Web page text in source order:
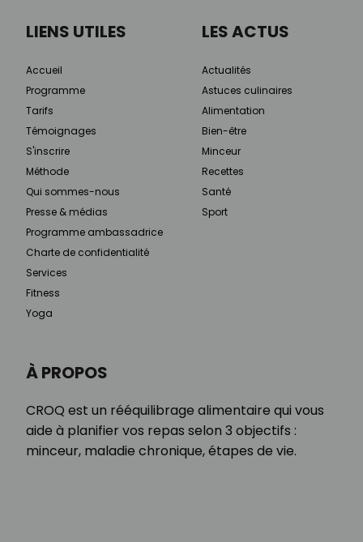
À PROPOS
CROQ est un rééquilibrage alimentaire qui vous
aide à planifier vos repas selon 3 objectifs :
minceur, maladie chronique, étapes de vie.
LIENS UTILES
Accueil
Programme
Tarifs
Témoignages
S'inscrire
Méthode
Qui sommes-nous
Presse & médias
Programme ambassadrice
Charte de confidentialité
Services
Fitness
Yoga
LES ACTUS
Actualités
Astuces culinaires
Alimentation
Bien-être
Minceur
Recettes
Santé
Sport